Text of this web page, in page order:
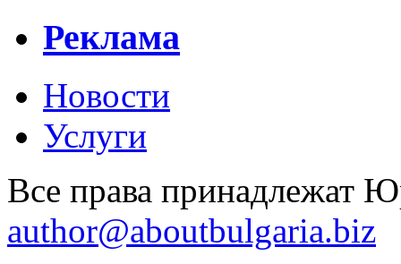
Реклама
Новости
Услуги
Все права принадлежат
author@aboutbulgaria.biz